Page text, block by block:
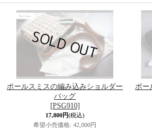
ポールスミスの編み込みショルダー
バッグ
[PSG910]
17,800円(税込)
希望小売価格: 42,000円
ポー